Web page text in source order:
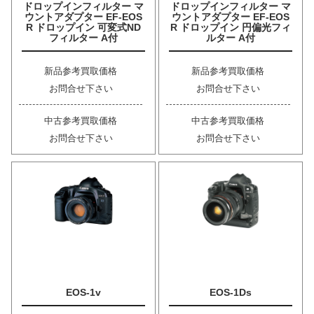
ドロップインフィルター マ
ウントアダプター EF-EOS
R ドロップイン 可変式ND
フィルター A付
新品参考買取価格
お問合せ下さい
中古参考買取価格
お問合せ下さい
ドロップインフィルター マ
ウントアダプター EF-EOS
R ドロップイン 円偏光フィ
ルター A付
新品参考買取価格
お問合せ下さい
中古参考買取価格
お問合せ下さい
EOS-1v EOS-1Ds